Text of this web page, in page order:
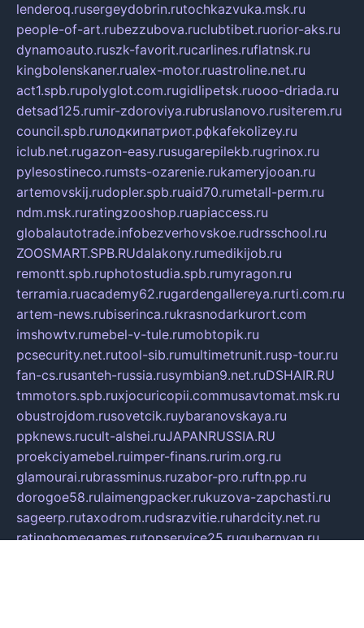
lenderoq.rusergeydobrin.rutochkazvuka.msk.ru
people-of-art.rubezzubova.ruclubtibet.ruorior-aks.ru
dynamoauto.ruszk-favorit.rucarlines.ruflatnsk.ru
kingbolenskaner.rualex-motor.ruastroline.net.ru
act1.spb.rupolyglot.com.rugidlipetsk.ruooo-driada.ru
detsad125.rumir-zdoroviya.rubruslanovo.rusiterem.ru
council.spb.ruлодкипатриот.рфkafekolizey.ru
iclub.net.rugazon-easy.rusugarepilekb.rugrinox.ru
pylesostineco.rumsts-ozarenie.rukameryjooan.ru
artemovskij.rudopler.spb.ruaid70.rumetall-perm.ru
ndm.msk.ruratingzooshop.ruapiaccess.ru
globalautotrade.infobezverhovskoe.rudrsschool.ru
ZOOSMART.SPB.RUdalakony.rumedikijob.ru
remontt.spb.ruphotostudia.spb.rumyragon.ru
terramia.ruacademy62.rugardengallereya.rurti.com.ru
artem-news.rubiserinca.rukrasnodarkurort.com
imshowtv.rumebel-v-tule.rumobtopik.ru
pcsecurity.net.rutool-sib.rumultimetrunit.rusp-tour.ru
fan-cs.rusanteh-russia.rusymbian9.net.ruDSHAIR.RU
tmmotors.spb.ruxjocuricopii.commusavtomat.msk.ru
obustrojdom.rusovetcik.ruybaranovskaya.ru
ppknews.rucult-alshei.ruJAPANRUSSIA.RU
proekciyamebel.ruimper-finans.rurim.org.ru
glamourai.rubrassminus.ruzabor-pro.ruftn.pp.ru
dorogoe58.rulaimengpacker.rukuzova-zapchasti.ru
sageerp.rutaxodrom.rudsrazvitie.ruhardcity.net.ru
ratinghomegames.rutopservice25.rugubernyan.ru